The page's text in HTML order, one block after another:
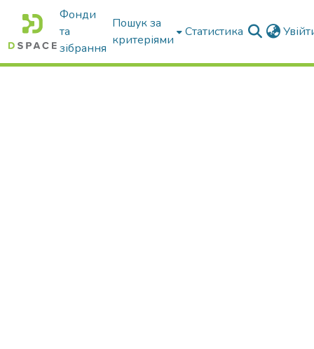
Фонди
та
зібрання
Пошук за
критеріями
Статистика